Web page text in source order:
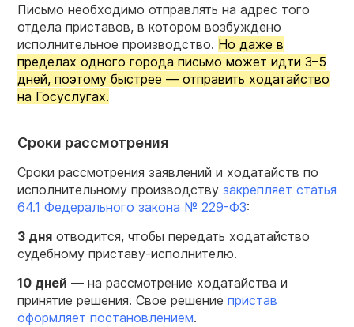
Письмо необходимо отправлять на адрес того
отдела приставов, в котором возбуждено
исполнительное производство. Но даже в
пределах одного города письмо может идти 3–5
дней, поэтому быстрее — отправить ходатайство
на Госуслугах.
Сроки рассмотрения
Сроки рассмотрения заявлений и ходатайств по
исполнительному производству закрепляет статья
64.1 Федерального закона № 229-ФЗ:
3 дня отводится, чтобы передать ходатайство
судебному приставу-исполнителю.
10 дней — на рассмотрение ходатайства и
принятие решения. Свое решение пристав
оформляет постановлением.